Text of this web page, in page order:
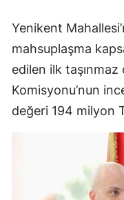
Yenikent
mahsuplaşma
edilen ilk
Komisyonu’nun
değeri 194 milyon